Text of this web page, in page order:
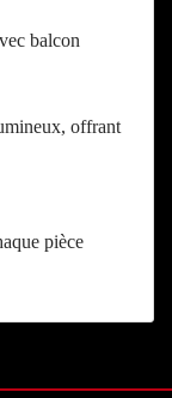
balcon
offrant
pièce